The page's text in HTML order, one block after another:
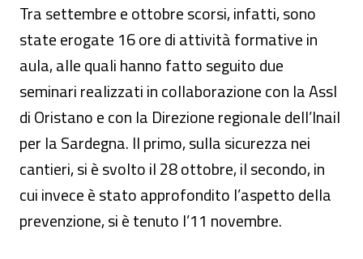
Tra settembre e ottobre scorsi, infatti, sono
state erogate 16 ore di attività formative in
aula, alle quali hanno fatto seguito due
seminari realizzati in collaborazione con la Assl
di Oristano e con la Direzione regionale dell’Inail
per la Sardegna. Il primo, sulla sicurezza nei
cantieri, si è svolto il 28 ottobre, il secondo, in
cui invece è stato approfondito l’aspetto della
prevenzione, si è tenuto l’11 novembre.